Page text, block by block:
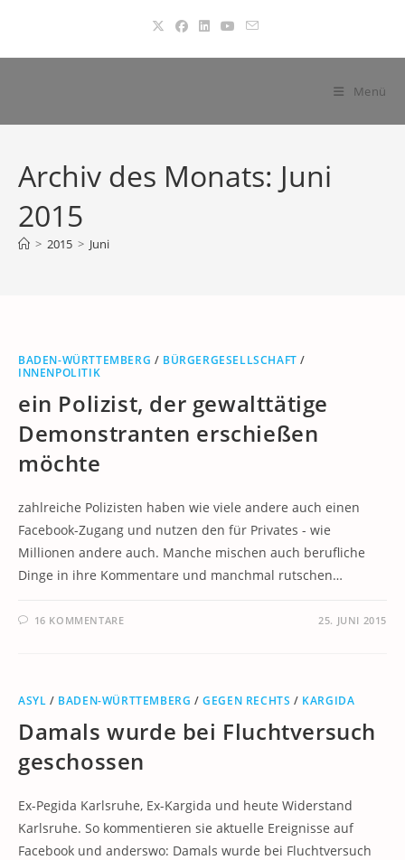
springen
Menü
Archiv des Monats: Juni
2015
> 2015 > Juni
BADEN-WÜRTTEMBERG / BÜRGERGESELLSCHAFT /
INNENPOLITIK
ein Polizist, der gewalttätige
Demonstranten erschießen
möchte
zahlreiche Polizisten haben wie viele andere auch einen
Facebook-Zugang und nutzen den für Privates - wie
Millionen andere auch. Manche mischen auch berufliche
Dinge in ihre Kommentare und manchmal rutschen…
16 KOMMENTARE 25. JUNI 2015
ASYL / BADEN-WÜRTTEMBERG /GEGEN RECHTS / KARGIDA
Damals wurde bei Fluchtversuch
geschossen
Ex-Pegida Karlsruhe, Ex-Kargida und heute Widerstand
Karlsruhe. So kommentieren sie aktuelle Ereignisse auf
Facebook und anderswo: Damals wurde bei Fluchtversuch